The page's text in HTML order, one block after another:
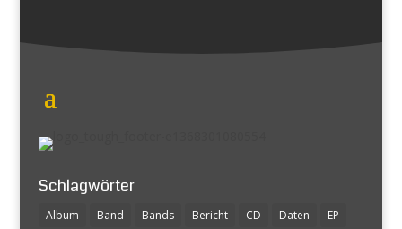
Schlagwörter
Album Band Bands Bericht CD Daten
EP